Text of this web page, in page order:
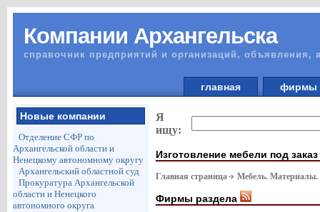
Компании Архангельска
справочник предприятий и организаций, объявления,
главная
Новые компании
Отделение СФР по
Архангельской области и
Ненецкому автономному округу
Архангельский областной суд
Прокуратура Архангельской
области и Ненецкого
автономного округа
Я
ищу:
Изготовление мебели под заказ
Главная страница Мебель.
Фирмы раздела